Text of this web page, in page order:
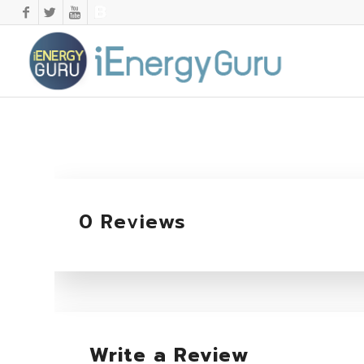
0 Reviews
Write a Review